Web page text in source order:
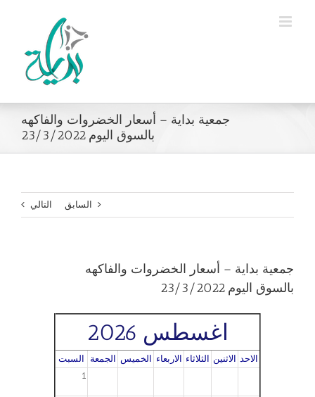
جمعية بداية – أسعار الخضروات والفاكهه
بالسوق اليوم 23/3/2022
السابق التالي
جمعية بداية – أسعار الخضروات والفاكهه
بالسوق اليوم 23/3/2022
اغسطس 2026
الاحد الاثنين الثلاثاء الاربعاء الخميس الجمعة السبت
1